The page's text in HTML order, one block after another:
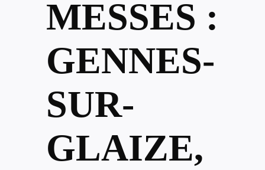
MESSES :
GENNES-
SUR-
GLAIZE,